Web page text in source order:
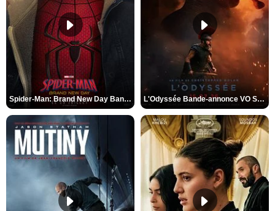
Spider-Man: Brand New Day Bande-annonce VO STFR L'Odyssée Bande-annonce VO STFR